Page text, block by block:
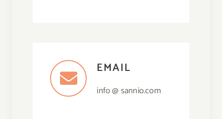
EMAIL
info @ sannio.com